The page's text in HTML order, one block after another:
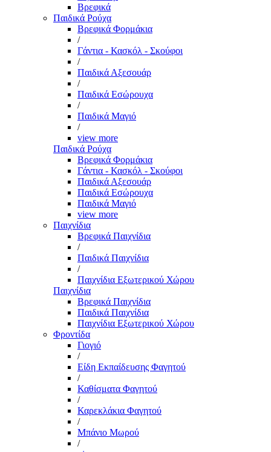
Βρεφικά
Παιδικά Ρούχα
Βρεφικά Φορμάκια
/
Γάντια - Κασκόλ - Σκούφοι
/
Παιδικά Αξεσουάρ
/
Παιδικά Εσώρουχα
/
Παιδικά Μαγιό
/
view more
Παιδικά Ρούχα
Βρεφικά Φορμάκια
Γάντια - Κασκόλ - Σκούφοι
Παιδικά Αξεσουάρ
Παιδικά Εσώρουχα
Παιδικά Μαγιό
view more
Παιχνίδια
Βρεφικά Παιχνίδια
/
Παιδικά Παιχνίδια
/
Παιχνίδια Εξωτερικού Χώρου
Παιχνίδια
Βρεφικά Παιχνίδια
Παιδικά Παιχνίδια
Παιχνίδια Εξωτερικού Χώρου
Φροντίδα
Γιογιό
/
Είδη Εκπαίδευσης Φαγητού
/
Καθίσματα Φαγητού
/
Καρεκλάκια Φαγητού
/
Μπάνιο Μωρού
/